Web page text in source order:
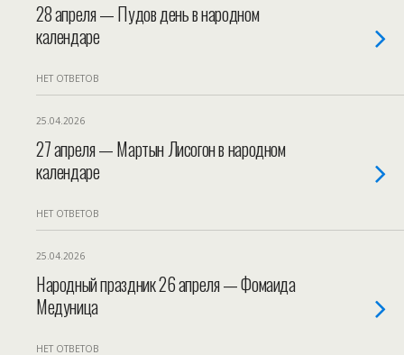
28 апреля — Пудов день в народном
календаре
НЕТ ОТВЕТОВ
25.04.2026
27 апреля — Мартын Лисогон в народном
календаре
НЕТ ОТВЕТОВ
25.04.2026
Народный праздник 26 апреля — Фомаида
Медуница
НЕТ ОТВЕТОВ